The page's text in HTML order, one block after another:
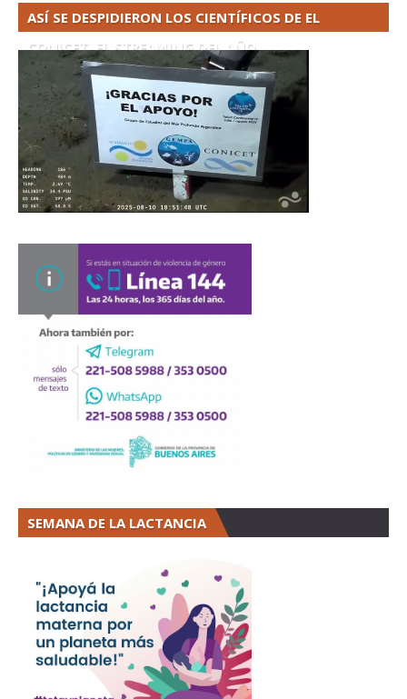
ASÍ SE DESPIDIERON LOS CIENTÍFICOS DE EL
CONICET. EL STREAMING DEL AÑO
SEMANA DE LA LACTANCIA